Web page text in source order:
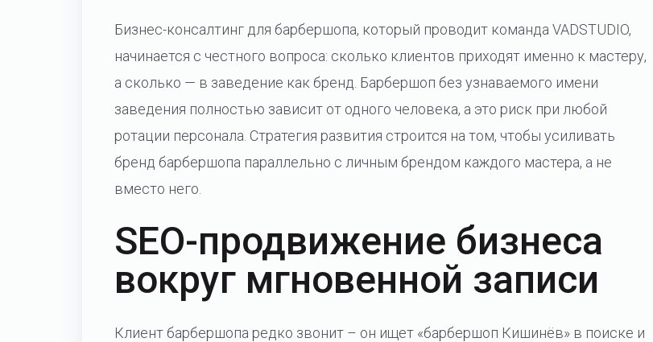
Бизнес-консалтинг для барбершопа, который проводит команда VADSTUDIO,
начинается с честного вопроса: сколько клиентов приходят именно к мастеру,
а сколько — в заведение как бренд. Барбершоп без узнаваемого имени
заведения полностью зависит от одного человека, а это риск при любой
ротации персонала. Стратегия развития строится на том, чтобы усиливать
бренд барбершопа параллельно с личным брендом каждого мастера, а не
вместо него.
SEO-продвижение бизнеса
вокруг мгновенной записи
Клиент барбершопа редко звонит – он ищет «барбершоп Кишинёв» в поиске и